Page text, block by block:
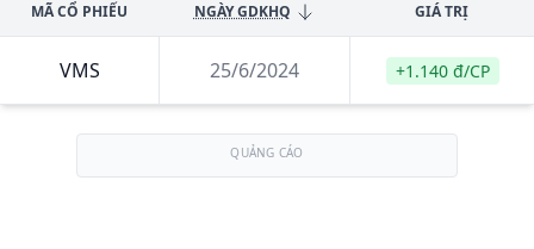
MÃ CỔ PHIẾU NGÀY GDKHQ GIÁ TRỊ
VMS 25/6/2024 +1.140 đ/CP
QUẢNG CÁO